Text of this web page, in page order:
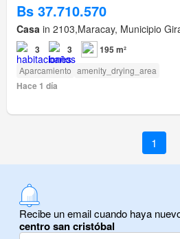
Bs 37.710.570
Casa in 2103,Maracay, Municipio
3 3 195 m²
Aparcamiento amenity_drying_area
Hace 1 día
1
Recibe un email cuando haya
centro san cristóbal